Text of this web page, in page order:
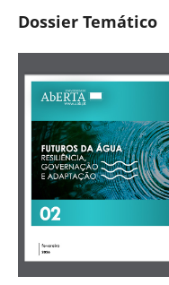
Dossier Temático